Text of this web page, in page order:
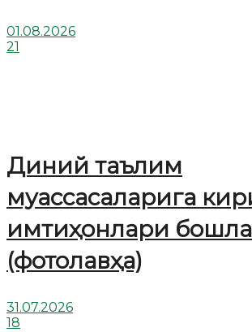
01.08.2026
21
Диний таълим
муассасаларига
имтиҳонлари
(фотолавҳа)
31.07.2026
18